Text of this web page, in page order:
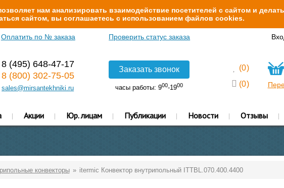
нам анализировать взаимодействие посетителей с сайтом и
сайтом, вы соглашаетесь с использованием файлов cookies.
Оплатить по № заказа Проверить статус заказа
8 (495) 648-47-17
8 (800) 302-75-05
sales@mirsantekhniki.ru
Заказать звонок
часы работы: 900-1900
(0)
(0)
Акции Юр. лицам Публикации Новости Отзывы
конвекторы itermic Конвектор внутрипольный ITTBL.070.400.4400